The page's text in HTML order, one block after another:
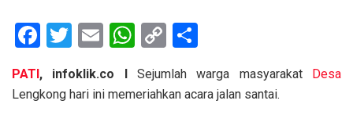
F
ce
T
tt
E
ail
W
at
C
py ar
PATI, infoklik.co ISejumlah warga masyarakat Desa
Lengkong hari ini memeriahkan acara jalan santai.